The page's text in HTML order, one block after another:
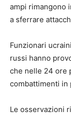
ampi rimangono
a sferrare
Funzionari
russi hanno
che nelle 24 ore
combattimenti in
Le osservazioni